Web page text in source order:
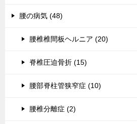
腰の病気 (48)
腰椎椎間板ヘルニア (20)
脊椎圧迫骨折 (15)
腰部脊柱管狭窄症 (10)
腰椎分離症 (2)